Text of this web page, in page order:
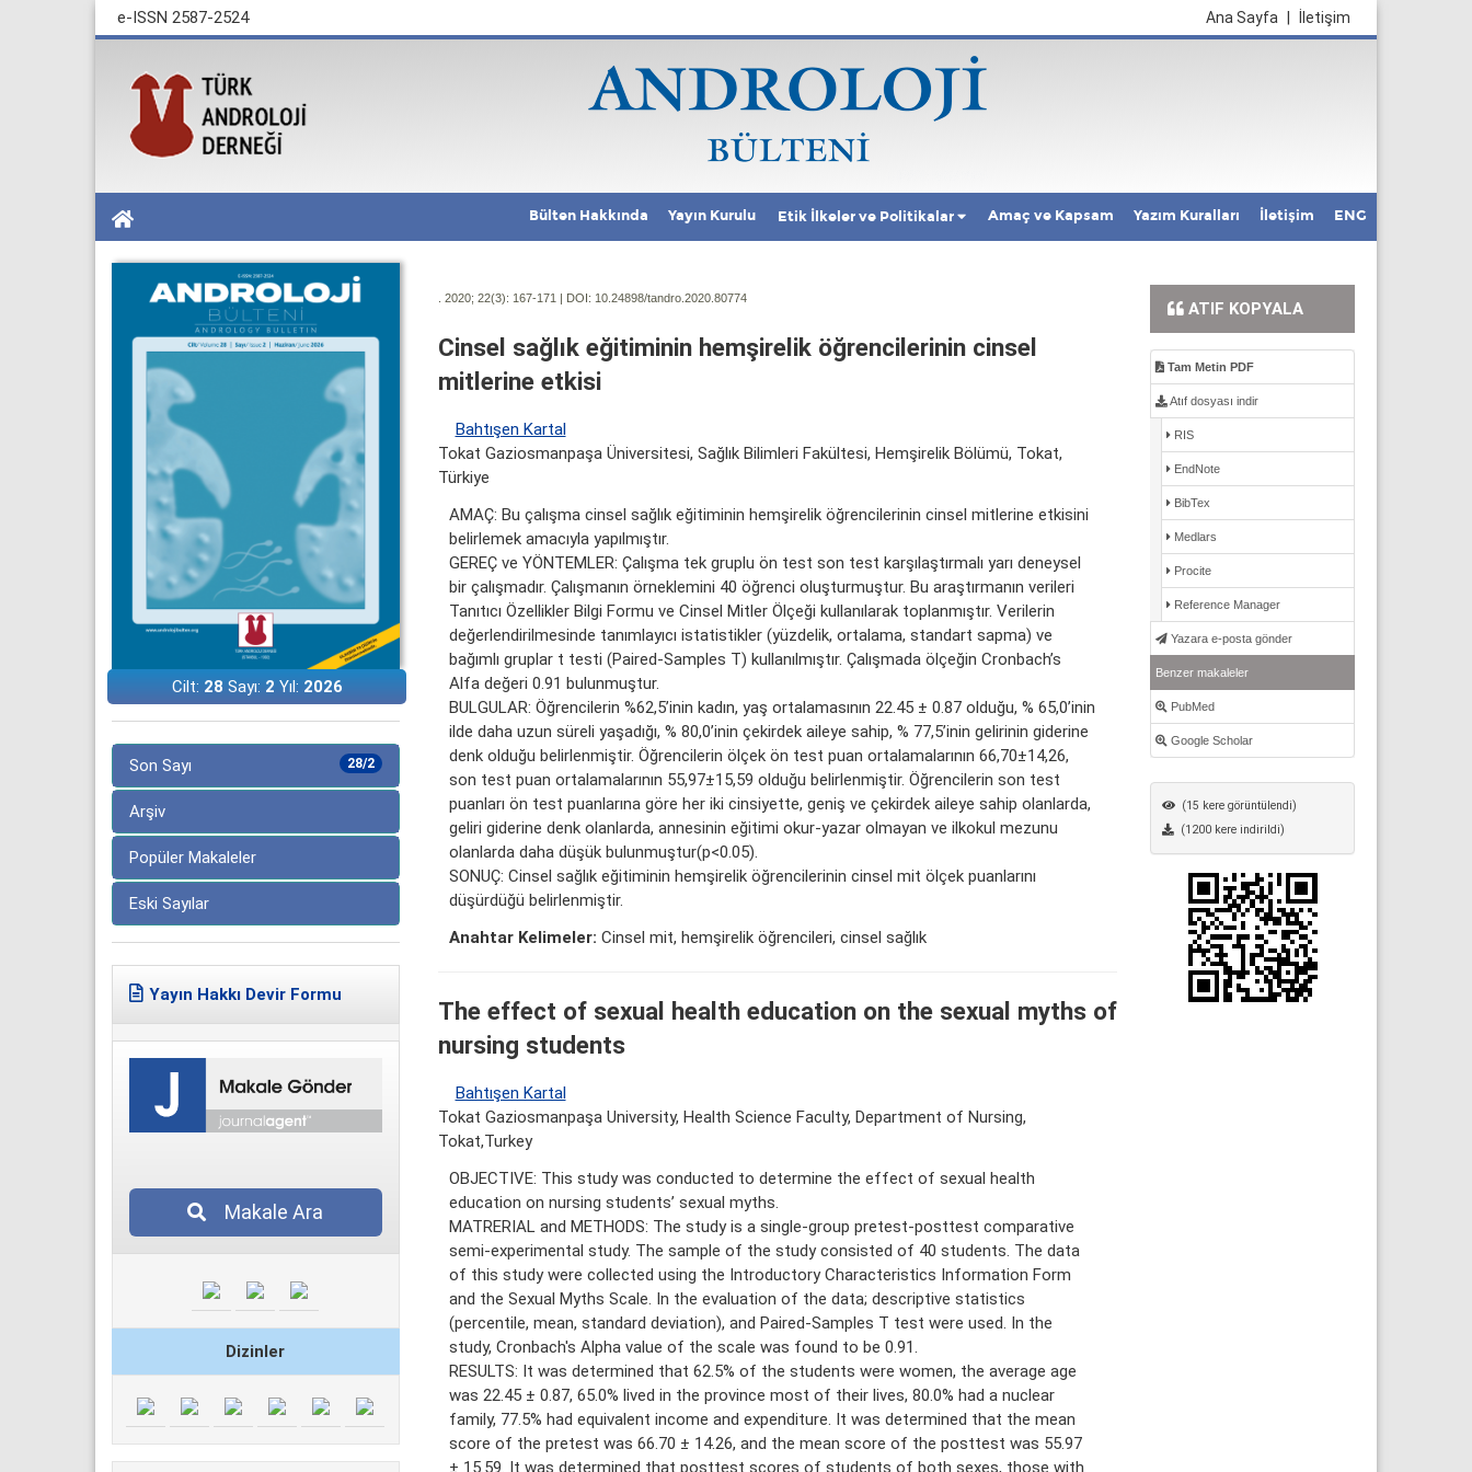
e-ISSN 2587-2524 İletişim
Ana Sayfa
Bülten Hakkında Yayın Kurulu Etik İlkeler ve Politikalar Amaç ve Kapsam Yazım Kuralları İletişim ENG
Cilt: 28Sayı: 2 Yıl: 2026
28/2
Son Sayı
Arşiv
Popüler Makaleler
Eski Sayılar
Yayın Hakkı Devir Formu
Makale Ara
Dizinler
. 2020; 22(3): 167-171 | DOI: 10.24898/tandro.2020.80774
Cinsel sağlık eğitiminin hemşirelik öğrencilerinin cinsel
mitlerine etkisi
Bahtışen Kartal
Tokat Gaziosmanpaşa Üniversitesi, Sağlık Bilimleri Fakültesi, Hemşirelik Bölümü, Tokat,
Türkiye
AMAÇ: Bu çalışma cinsel sağlık eğitiminin hemşirelik öğrencilerinin cinsel mitlerine etkisini
belirlemek amacıyla yapılmıştır.
GEREÇ ve YÖNTEMLER: Çalışma tek gruplu ön test son test karşılaştırmalı yarı deneysel
bir çalışmadır. Çalışmanın örneklemini 40 öğrenci oluşturmuştur. Bu araştırmanın verileri
Tanıtıcı Özellikler Bilgi Formu ve Cinsel Mitler Ölçeği kullanılarak toplanmıştır. Verilerin
değerlendirilmesinde tanımlayıcı istatistikler (yüzdelik, ortalama, standart sapma) ve
bağımlı gruplar t testi (Paired-Samples T) kullanılmıştır. Çalışmada ölçeğin Cronbach’s
Alfa değeri 0.91 bulunmuştur.
BULGULAR: Öğrencilerin %62,5’inin kadın, yaş ortalamasının 22.45 ± 0.87 olduğu, % 65,0’inin
ilde daha uzun süreli yaşadığı, % 80,0’inin çekirdek aileye sahip, % 77,5’inin gelirinin giderine
denk olduğu belirlenmiştir. Öğrencilerin ölçek ön test puan ortalamalarının 66,70±14,26,
son test puan ortalamalarının 55,97±15,59 olduğu belirlenmiştir. Öğrencilerin son test
puanları ön test puanlarına göre her iki cinsiyette, geniş ve çekirdek aileye sahip olanlarda,
geliri giderine denk olanlarda, annesinin eğitimi okur-yazar olmayan ve ilkokul mezunu
olanlarda daha düşük bulunmuştur(p<0.05).
SONUÇ: Cinsel sağlık eğitiminin hemşirelik öğrencilerinin cinsel mit ölçek puanlarını
düşürdüğü belirlenmiştir.
Anahtar Kelimeler: Cinsel mit, hemşirelik öğrencileri, cinsel sağlık
The effect of sexual health education on the sexual myths of
nursing students
Bahtışen Kartal
Tokat Gaziosmanpaşa University, Health Science Faculty, Department of Nursing,
Tokat,Turkey
OBJECTIVE: This study was conducted to determine the effect of sexual health
education on nursing students’ sexual myths.
MATRERIAL and METHODS: The study is a single-group pretest-posttest comparative
semi-experimental study. The sample of the study consisted of 40 students. The data
of this study were collected using the Introductory Characteristics Information Form
and the Sexual Myths Scale. In the evaluation of the data; descriptive statistics
(percentile, mean, standard deviation), and Paired-Samples T test were used. In the
study, Cronbach's Alpha value of the scale was found to be 0.91.
RESULTS: It was determined that 62.5% of the students were women, the average age
was 22.45 ± 0.87, 65.0% lived in the province most of their lives, 80.0% had a nuclear
family, 77.5% had equivalent income and expenditure. It was determined that the mean
score of the pretest was 66.70 ± 14.26, and the mean score of the posttest was 55.97
± 15.59. It was determined that posttest scores of students of both sexes, those with
ATIF KOPYALA
Tam Metin PDF
Atıf dosyası indir
RIS
EndNote
BibTex
Medlars
Procite
Reference Manager
Yazara e-posta gönder
Benzer makaleler
PubMed
Google Scholar
(15 kere görüntülendi)
(1200 kere indirildi)